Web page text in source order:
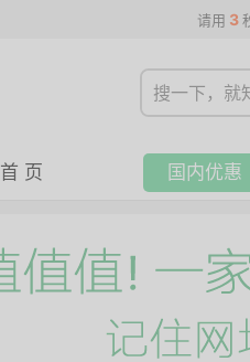
请用 3
首 页 国内优惠